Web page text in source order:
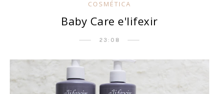
COSMÉTICA
Baby Care e'lifexir
23:08